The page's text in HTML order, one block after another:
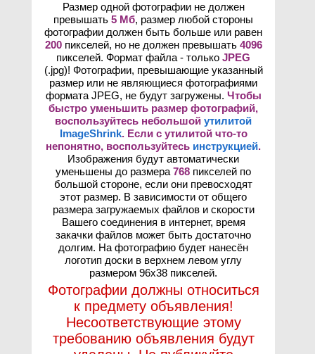
Размер одной фотографии не должен
превышать 5 Мб, размер любой стороны
фотографии должен быть больше или равен
200пикселей, но не должен превышать 4096
пикселей. Формат файла - только JPEG
(.jpg)! Фотографии, превышающие указанный
размер или не являющиеся фотографиями
формата JPEG, не будут загружены. Чтобы
быстро уменьшить размер фотографий,
воспользуйтесь небольшой утилитой
ImageShrink. Если с утилитой что-то
непонятно, воспользуйтесь инструкцией.
Изображения будут автоматически
уменьшены до размера 768 пикселей по
большой стороне, если они превосходят
этот размер. В зависимости от общего
размера загружаемых файлов и скорости
Вашего соединения в интернет, время
закачки файлов может быть достаточно
долгим. На фотографию будет нанесён
логотип доски в верхнем левом углу
размером 96х38 пикселей.
Фотографии должны относиться
к предмету объявления!
Несоответствующие этому
требованию объявления будут